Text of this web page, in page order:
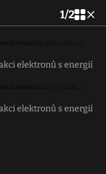
1/2
elektronů s energií
elektronů s energií